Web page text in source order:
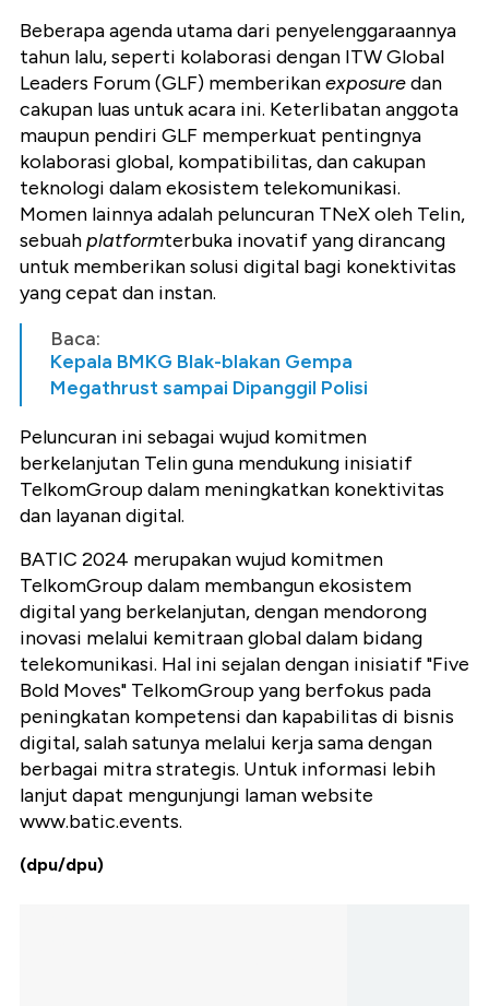
Beberapa agenda utama dari penyelenggaraannya
tahun lalu, seperti kolaborasi dengan ITW Global
Leaders Forum (GLF) memberikanexposuredan
cakupan luas untuk acara ini. Keterlibatan anggota
maupun pendiri GLF memperkuat pentingnya
kolaborasi global, kompatibilitas, dan cakupan
teknologi dalam ekosistem telekomunikasi.
Momen lainnya adalah peluncuran TNeX oleh Telin,
sebuahplatformterbuka inovatif yang dirancang
untuk memberikan solusi digital bagi konektivitas
yang cepat dan instan.
Baca:
Kepala BMKG Blak-blakan Gempa
Megathrust sampai Dipanggil Polisi
Peluncuran ini sebagai wujud komitmen
berkelanjutan Telin guna mendukung inisiatif
TelkomGroupdalam meningkatkan konektivitas
dan layanan digital.
BATIC 2024 merupakan wujud komitmen
TelkomGroup dalam membangun ekosistem
digital yang berkelanjutan, dengan mendorong
inovasi melalui kemitraan global dalam bidang
telekomunikasi. Hal ini sejalan dengan inisiatif "Five
Bold Moves" TelkomGroup yang berfokus pada
peningkatan kompetensi dan kapabilitas di bisnis
digital, salah satunya melalui kerja sama dengan
berbagai mitra strategis. Untuk informasi lebih
lanjut dapat mengunjungi laman website
www.batic.events.
(dpu/dpu)